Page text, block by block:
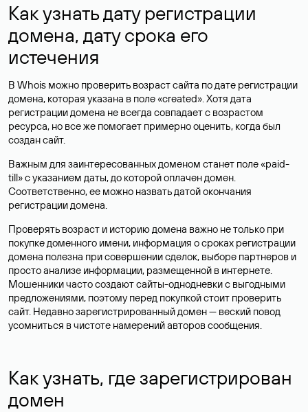
Как узнать дату регистрации
домена, дату срока его
истечения
В Whois можно проверить возраст сайта по дате регистрации
домена, которая указана в поле «created». Хотя дата
регистрации домена не всегда совпадает с возрастом
ресурса, но все же помогает примерно оценить, когда был
создан сайт.
Важным для заинтересованных доменом станет поле «paid-
till» с указанием даты, до которой оплачен домен.
Соответственно, ее можно назвать датой окончания
регистрации домена.
Проверять возраст и историю домена важно не только при
покупке доменного имени, информация о сроках регистрации
домена полезна при совершении сделок, выборе партнеров и
просто анализе информации, размещенной в интернете.
Мошенники часто создают сайты-однодневки с выгодными
предложениями, поэтому перед покупкой стоит проверить
сайт. Недавно зарегистрированный домен — веский повод
усомниться в чистоте намерений авторов сообщения.
Как узнать, где зарегистрирован
домен